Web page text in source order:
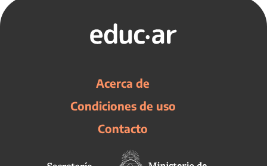
Acerca de
Condiciones de uso
Contacto